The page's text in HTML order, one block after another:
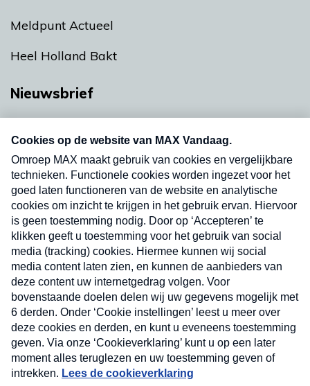
Meldpunt Actueel
Heel Holland Bakt
Nieuwsbrief
nieuwsbrief. Elke vrijdag- en dinsdagochtend in
uw mailbox.
Verzend
Nieuwsbrief
Neem hier een gratis abonnement op onze
nieuwsbrief. Elke vrijdag- en dinsdagochtend in uw